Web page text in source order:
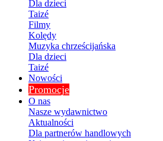
Dla dzieci
Taizé
Filmy
Kolędy
Muzyka chrześcijańska
Dla dzieci
Taizé
Nowości
Promocje
O nas
Nasze wydawnictwo
Aktualności
Dla partnerów handlowych